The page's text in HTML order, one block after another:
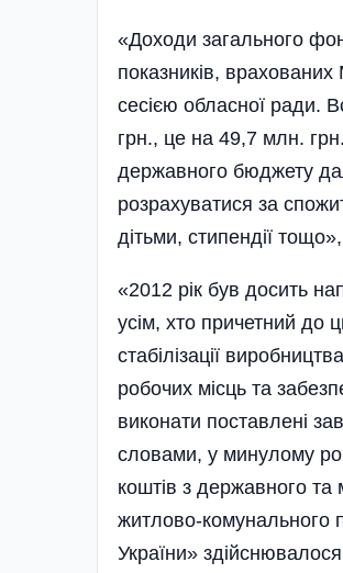
«Доходи загального
показників,
сесією обласної ради.
грн., це на 49,7 млн.
державного бюджету
розрахуватися за
дітьми, стипендії
«2012 рік був досить
усім, хто причетний до
стабілізації
робочих місць та
виконати поставлені
словами, у минулому
коштів з державного та
житлово-комунального
України» здійснювалося